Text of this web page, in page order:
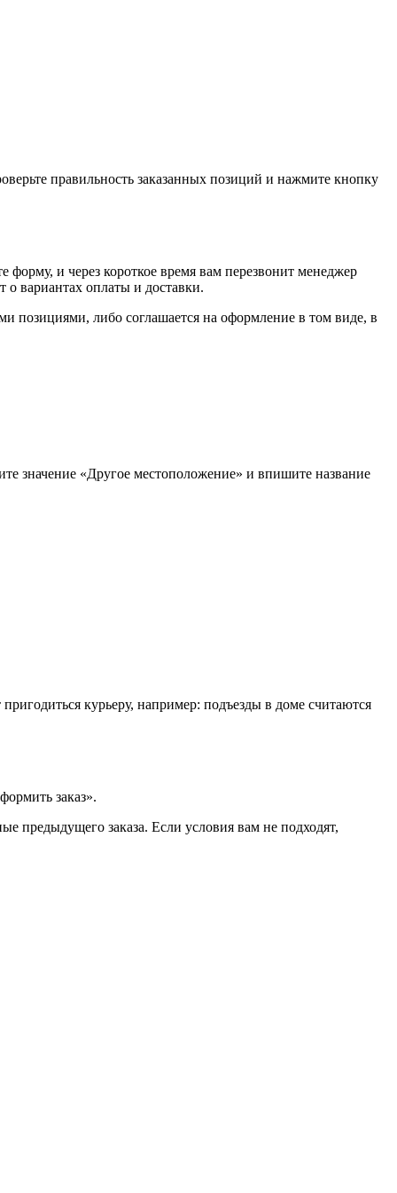
правильность заказанных позиций и нажмите кнопку
и через короткое время вам перезвонит менеджер
о вариантах оплаты и доставки.
позициями, либо соглашается на оформление в том виде, в
значение «Другое местоположение» и впишите название
курьеру, например: подъезды в доме считаются
заказ».
предыдущего заказа. Если условия вам не подходят,